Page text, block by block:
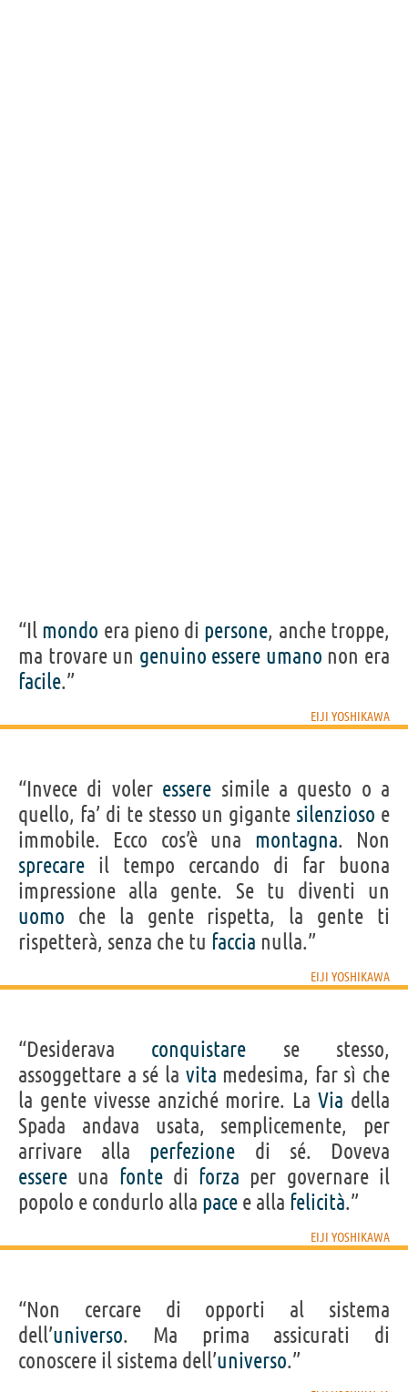
“Il mondo era pieno di persone, anche troppe,
ma trovare un genuino essere umano non era
facile.”
EIJI YOSHIKAWA
“Invece di voler essere simile a questo o a
quello, fa’ di te stesso un gigante silenzioso e
immobile. Ecco cos’è una montagna. Non
sprecare il tempo cercando di far buona
impressione alla gente. Se tu diventi un
uomo che la gente rispetta, la gente ti
rispetterà, senza che tu faccia nulla.”
EIJI YOSHIKAWA
“Desiderava conquistare se stesso,
assoggettare a sé la vita medesima, far sì che
la gente vivesse anziché morire. LaVia della
Spada andava usata, semplicemente, per
arrivare alla perfezione di sé. Doveva
essere una fontedi forza per governare il
popolo e condurlo alla pace e alla felicità.”
EIJI YOSHIKAWA
“Non cercare di opporti al sistema
dell’universo. Ma prima assicurati di
conoscere il sistema dell’universo.”